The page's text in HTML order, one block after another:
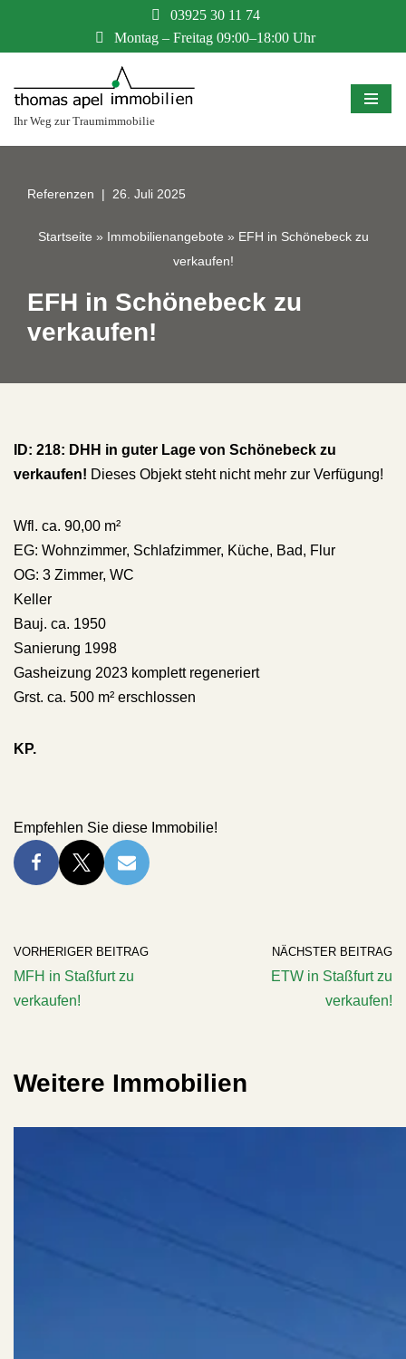
Zum
springen
03925 30 11 74
Montag – Freitag 09:00–18:00 Uhr
Ihr Weg zur Traumimmobilie
Referenzen 26. Juli 2025
Startseite » Immobilienangebote » EFH in Schönebeck zu
verkaufen!
EFH in Schönebeck zu
verkaufen!
ID: 218: DHH in guter Lage von Schönebeck zu
verkaufen! Dieses Objekt steht nicht mehr zur Verfügung!
Wfl. ca. 90,00 m²
EG: Wohnzimmer, Schlafzimmer, Küche, Bad, Flur
OG: 3 Zimmer, WC
Keller
Bauj. ca. 1950
Sanierung 1998
Gasheizung 2023 komplett regeneriert
Grst. ca. 500 m² erschlossen
KP.
Empfehlen Sie diese Immobilie!
VORHERIGER BEITRAG
MFH in Staßfurt zu
verkaufen!
NÄCHSTER BEITRAG
ETW in Staßfurt zu
verkaufen!
Weitere Immobilien